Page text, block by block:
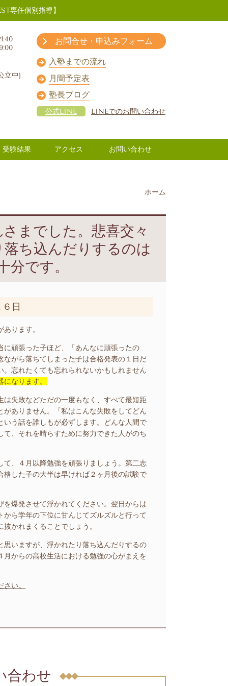
専任個別指導】
立中)
お問合せ・申込みフォーム
入塾までの流れ
月間予定表
塾長ブログ
公式LINE LINEでのお問い合わせ
受験結果 アクセス お問い合わせ
ホーム
までした。悲喜交々
ち込んだりするのは
分です。
日
ります。
頑張った子ほど、「あんなに頑張ったの
がら落ちてしまった子は合格発表の１日だ
忘れたくても忘れられないかもしれません
なります。
失敗などただの一度もなく、すべて最短距
ありません。「私はこんな失敗をしてどん
う話を誰しもが必ずします。どんな人間で
、それを晴らすために努力できた人がのち
、４月以降勉強を頑張りましょう。第二志
した子の大半は早ければ２ヶ月後の試験で
爆発させて浮かれてください。翌日からは
ら学年の下位に甘んじてズルズルと行って
かれまくることでしょう。
いますが、浮かれたり落ち込んだりするの
からの高校生活における勉強の心がまえを
い。
合わせ